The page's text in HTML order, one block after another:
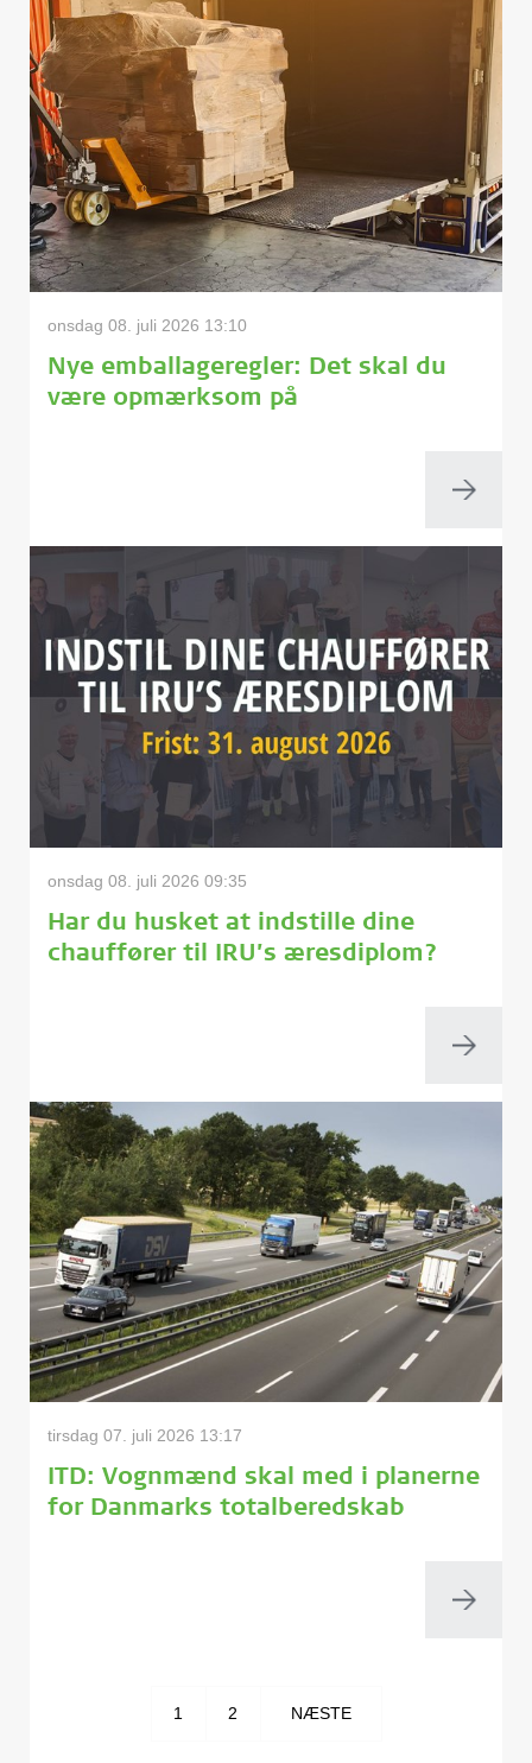
onsdag 08. juli 2026 13:10
Nye emballageregler: Det skal du
være opmærksom på
onsdag 08. juli 2026 09:35
Har du husket at indstille dine
chauffører til IRU’s æresdiplom?
tirsdag 07. juli 2026 13:17
ITD: Vognmænd skal med i planerne
for Danmarks totalberedskab
1 2 NÆSTE